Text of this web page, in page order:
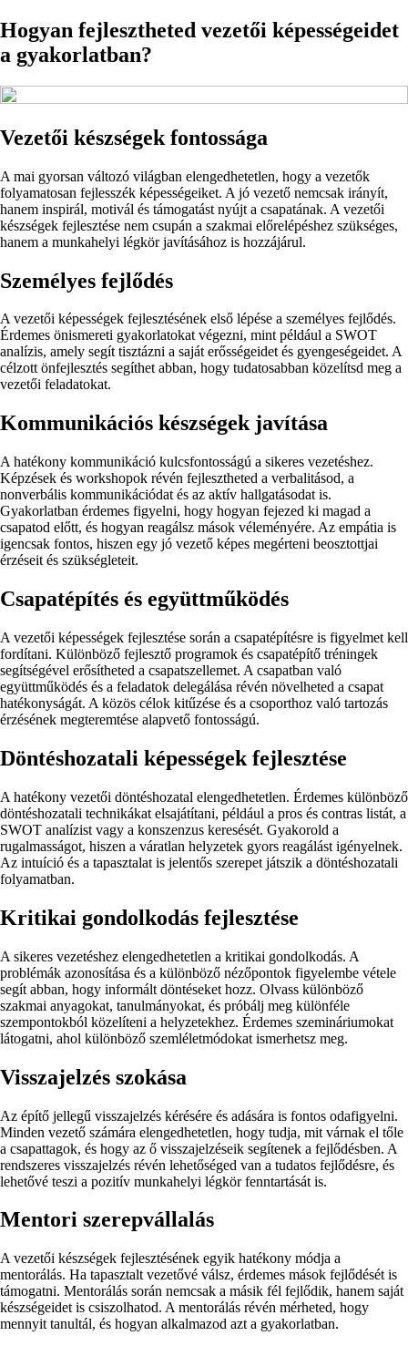
Hogyan fejlesztheted vezetői képességeidet
a gyakorlatban?
Vezetői készségek fontossága
A mai gyorsan változó világban elengedhetetlen, hogy a vezetők
folyamatosan fejlesszék képességeiket. A jó vezető nemcsak irányít,
hanem inspirál, motivál és támogatást nyújt a csapatának. A vezetői
készségek fejlesztése nem csupán a szakmai előrelépéshez szükséges,
hanem a munkahelyi légkör javításához is hozzájárul.
Személyes fejlődés
A vezetői képességek fejlesztésének első lépése a személyes fejlődés.
Érdemes önismereti gyakorlatokat végezni, mint például a SWOT
analízis, amely segít tisztázni a saját erősségeidet és gyengeségeidet. A
célzott önfejlesztés segíthet abban, hogy tudatosabban közelítsd meg a
vezetői feladatokat.
Kommunikációs készségek javítása
A hatékony kommunikáció kulcsfontosságú a sikeres vezetéshez.
Képzések és workshopok révén fejlesztheted a verbalitásod, a
nonverbális kommunikációdat és az aktív hallgatásodat is.
Gyakorlatban érdemes figyelni, hogy hogyan fejezed ki magad a
csapatod előtt, és hogyan reagálsz mások véleményére. Az empátia is
igencsak fontos, hiszen egy jó vezető képes megérteni beosztottjai
érzéseit és szükségleteit.
Csapatépítés és együttműködés
A vezetői képességek fejlesztése során a csapatépítésre is figyelmet kell
fordítani. Különböző fejlesztő programok és csapatépítő tréningek
segítségével erősítheted a csapatszellemet. A csapatban való
együttműködés és a feladatok delegálása révén növelheted a csapat
hatékonyságát. A közös célok kitűzése és a csoporthoz való tartozás
érzésének megteremtése alapvető fontosságú.
Döntéshozatali képességek fejlesztése
A hatékony vezetői döntéshozatal elengedhetetlen. Érdemes különböző
döntéshozatali technikákat elsajátítani, például a pros és contras listát, a
SWOT analízist vagy a konszenzus keresését. Gyakorold a
rugalmasságot, hiszen a váratlan helyzetek gyors reagálást igényelnek.
Az intuíció és a tapasztalat is jelentős szerepet játszik a döntéshozatali
folyamatban.
Kritikai gondolkodás fejlesztése
A sikeres vezetéshez elengedhetetlen a kritikai gondolkodás. A
problémák azonosítása és a különböző nézőpontok figyelembe vétele
segít abban, hogy informált döntéseket hozz. Olvass különböző
szakmai anyagokat, tanulmányokat, és próbálj meg különféle
szempontokból közelíteni a helyzetekhez. Érdemes szemináriumokat
látogatni, ahol különböző szemléletmódokat ismerhetsz meg.
Visszajelzés szokása
Az építő jellegű visszajelzés kérésére és adására is fontos odafigyelni.
Minden vezető számára elengedhetetlen, hogy tudja, mit várnak el tőle
a csapattagok, és hogy az ő visszajelzéseik segítenek a fejlődésben. A
rendszeres visszajelzés révén lehetőséged van a tudatos fejlődésre, és
lehetővé teszi a pozitív munkahelyi légkör fenntartását is.
Mentori szerepvállalás
A vezetői készségek fejlesztésének egyik hatékony módja a
mentorálás. Ha tapasztalt vezetővé válsz, érdemes mások fejlődését is
támogatni. Mentorálás során nemcsak a másik fél fejlődik, hanem saját
készségeidet is csiszolhatod. A mentorálás révén mérheted, hogy
mennyit tanultál, és hogyan alkalmazod azt a gyakorlatban.